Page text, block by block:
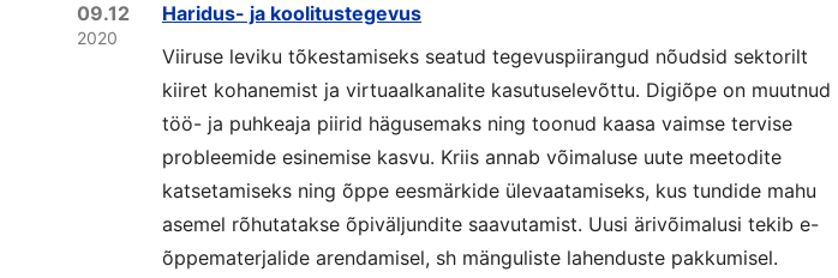
09.12
2020
Haridus- ja koolitustegevus
Viiruse leviku tõkestamiseks seatud tegevuspiirangud nõudsid sektorilt
kiiret kohanemist ja virtuaalkanalite kasutuselevõttu. Digiõpe on muutnud
töö- ja puhkeaja piirid hägusemaks ning toonud kaasa vaimse tervise
probleemide esinemise kasvu. Kriis annab võimaluse uute meetodite
katsetamiseks ning õppe eesmärkide ülevaatamiseks, kus tundide mahu
asemel rõhutatakse õpiväljundite saavutamist. Uusi ärivõimalusi tekib e-
õppematerjalide arendamisel, sh mänguliste lahenduste pakkumisel.